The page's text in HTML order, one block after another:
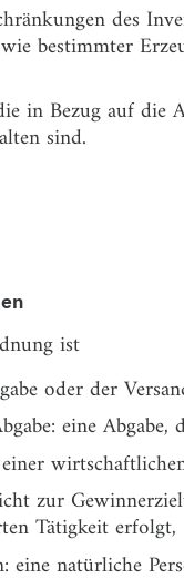
des
bestimmter
in Bezug auf die
sind.
ist
oder der
eine Abgabe,
zur
Tätigkeit erfolgt,
eine natürliche